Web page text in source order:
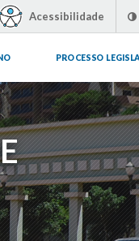
Acessibilidade
PROCESSO